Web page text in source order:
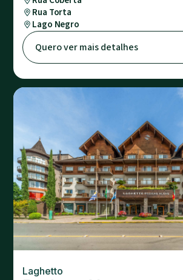
Rua Torta
Lago Negro
Quero ver mais detalhes
Laghetto